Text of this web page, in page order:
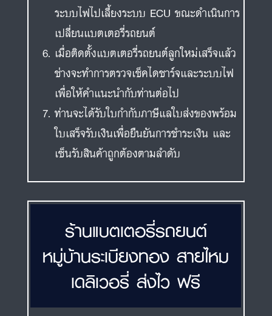
ระบบไฟไปเลี้ยงระบบ ECU ขณะดำเนินการ
เปลี่ยนแบตเตอรี่รถยนต์
เมื่อติดตั้งแบตเตอรี่รถยนต์ลูกใหม่เสร็จแล้ว
ช่างจะทำการตรวจเช็คไดชาร์จและระบบไฟ
เพื่อให้คำแนะนำกับท่านต่อไป
ท่านจะได้รับใบกำกับภาษีแลใบส่งของพร้อม
ใบเสร็จรับเงินเพื่อยืนยันการชำระเงิน และ
เซ็นรับสินค้าถูกต้องตามลำดับ
ร้านแบตเตอรี่รถยนต์
หมู่บ้านระเบียงทอง สายไหม
เดลิเวอรี่ ส่งไว ฟรี